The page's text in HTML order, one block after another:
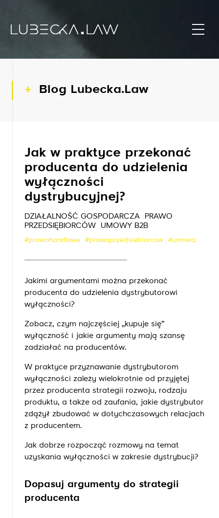
Blog Lubecka.Law
Jak w praktyce przekonać
producenta do udzielenia
wyłączności
dystrybucyjnej?
DZIAŁALNOŚĆ GOSPODARCZA
PRAWO
PRZEDSIĘBIORCÓW
UMOWY B2B
#prawohandlowe #prawoprzedsiebiorcow #umowa
Jakimi argumentami można przekonać
producenta do udzielenia dystrybutorowi
wyłączności?
Zobacz, czym najczęściej „kupuje się”
wyłączność i jakie argumenty mają szansę
zadziałać na producentów.
W praktyce przyznawanie dystrybutorom
wyłączności zależy wielokrotnie od przyjętej
przez producenta strategii rozwoju, rodzaju
produktu, a także od zaufania, jakie dystrybutor
zdążył zbudować w dotychczasowych relacjach
z producentem.
Jak dobrze rozpocząć rozmowy na temat
uzyskania wyłączności w zakresie dystrybucji?
Dopasuj argumenty do strategii
producenta